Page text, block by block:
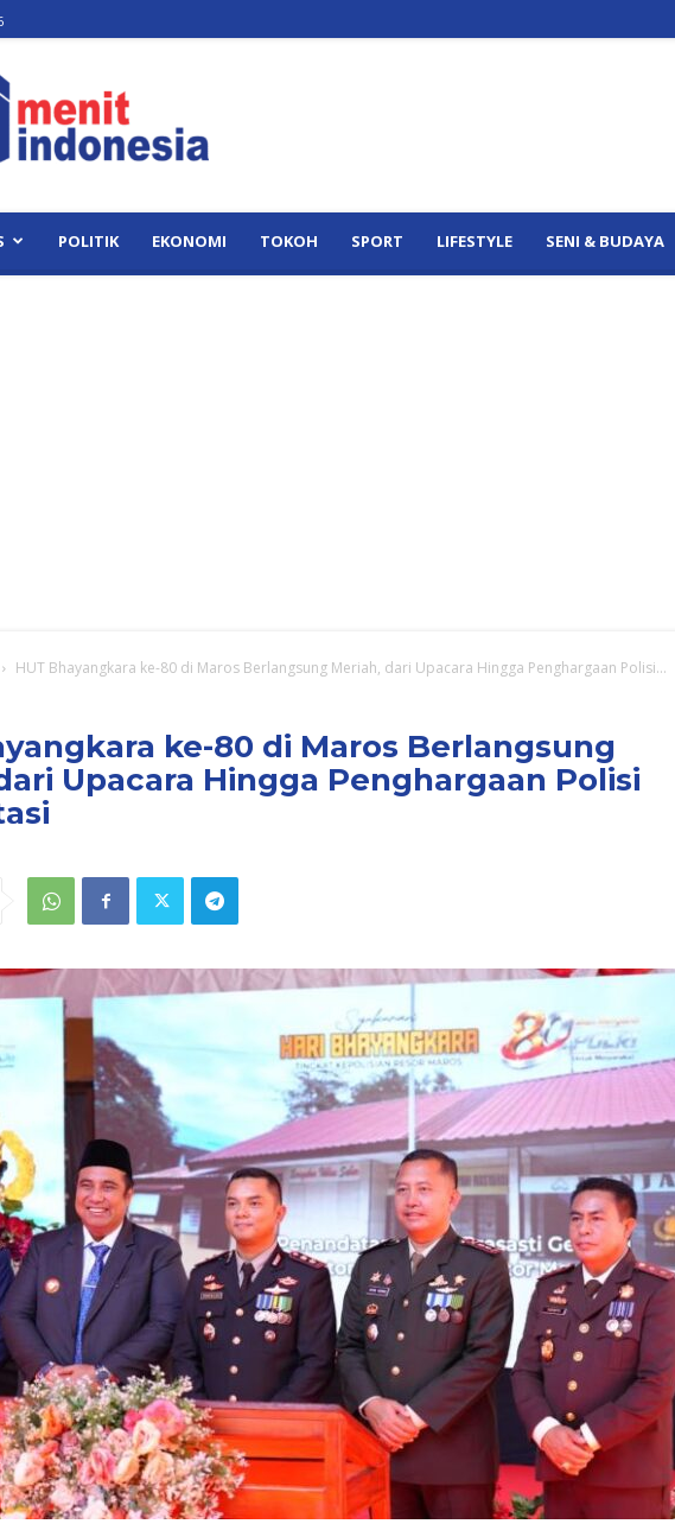
Indonesia
POLITIK EKONOMI TOKOH SPORT LIFESTYLE SENI & BUDAYA
HUT Bhayangkara ke-80 di Maros Berlangsung Meriah, dari Upacara Hingga Penghargaan Polisi...
ke-80 di Maros Berlangsung
Upacara Hingga Penghargaan Polisi